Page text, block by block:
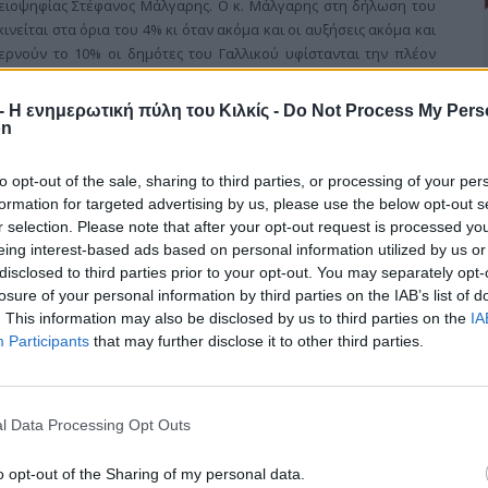
Η ενημερωτική πύλη του Κιλκίς - Do Not Process My
opt-out of the sale, sharing to third parties, or processing of your
for targeted advertising by us, please use the below opt-out
selection. Please note that after your opt-out request is processed
interest-based ads based on personal information utilized by us
to third parties prior to your opt-out. You may separately
of your personal information by third parties on the IAB’s list of
This information may also be disclosed by us to third parties on the
Participants that may further disclose it to other third parties.
Data Processing Opt Outs
opt-out of the Sharing of my personal data.
Στέφανος Μάλγαρης. Ο κ. Μάλγαρης στη δήλωση του
στα όρια του 4% κι όταν ακόμα και οι αυξήσεις ακόμα και
το 10% οι δημότες του Γαλλικού υφίστανται την πλέον
προϋπολογισμούς τους.
από τις 24 μέχρι τις 31 Οκτωβρίου, στον Ευρωπό, με
υλικό ήταν κατανεμημένο σε ενότητες: Επιστράτευση,
Ανθρώπινου Δυναμικού